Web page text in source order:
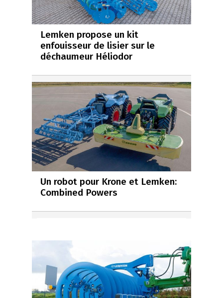
Lemken propose un kit
enfouisseur de lisier sur le
déchaumeur Héliodor
Un robot pour Krone et Lemken:
Combined Powers